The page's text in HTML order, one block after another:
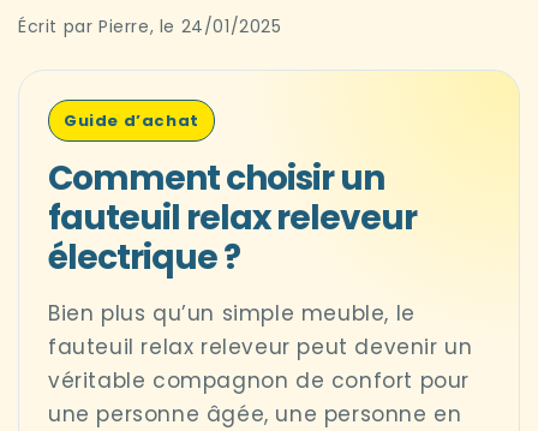
Écrit par Pierre, le 24/01/2025
Guide d’achat
Comment choisir un
fauteuil relax releveur
électrique ?
Bien plus qu’un simple meuble, le
fauteuil relax releveur peut devenir un
véritable compagnon de confort pour
une personne âgée, une personne en